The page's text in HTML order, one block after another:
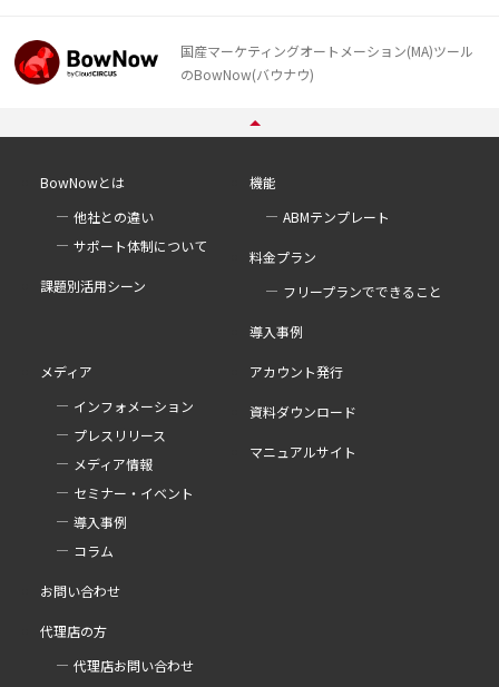
国産マーケティングオートメーション(MA)ツール
のBowNow(バウナウ)
BowNowとは
他社との違い
サポート体制について
課題別活用シーン
機能
ABMテンプレート
料金プラン
フリープランでできること
導入事例
メディア
インフォメーション
プレスリリース
メディア情報
セミナー・イベント
導入事例
コラム
アカウント発行
資料ダウンロード
マニュアルサイト
お問い合わせ
代理店の方
代理店お問い合わせ